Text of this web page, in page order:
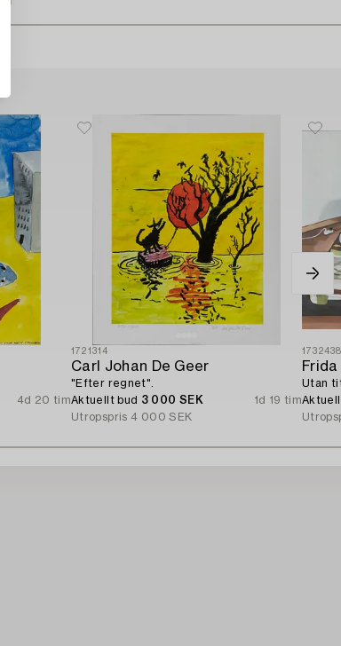
4d 20 tim
1721314
Carl Johan De Geer
"Efter regnet".
Aktuellt bud 3 000 SEK
1d 19 tim
Utropspris 4 000 SEK
Utan